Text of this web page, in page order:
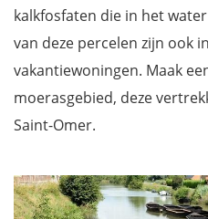
kalkfosfaten die in het
van deze percelen zijn ook
vakantiewoningen. Maak
moerasgebied, deze
Saint-Omer.